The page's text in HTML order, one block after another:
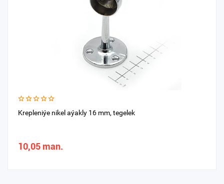
Krepleniýe nikel aýakly 16 mm, tegelek
10,05 man.